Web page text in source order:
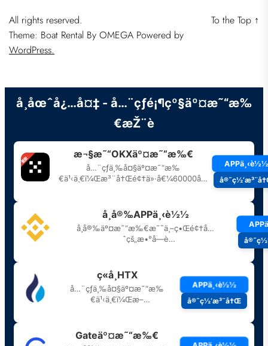
All rights reserved.
Theme: Boat Rental By OMEGA Powered by
WordPress.
To the Top ↑